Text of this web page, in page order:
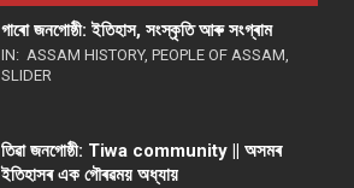
গাৰো জনগোষ্ঠী: ইতিহাস, সংস্কৃতি আৰু সংগ্ৰাম
IN: ASSAM HISTORY, PEOPLE OF ASSAM,
SLIDER
তিৱা জনগোষ্ঠী: Tiwa community || অসমৰ
ইতিহাসৰ এক গৌৰৱময় অধ্যায়